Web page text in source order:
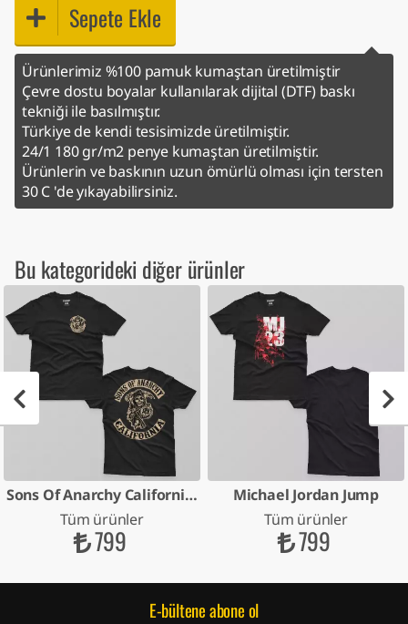
Sepete Ekle
Ürünlerimiz %100 pamuk kumaştan üretilmiştir
Çevre dostu boyalar kullanılarak dijital (DTF) baskı
tekniği ile basılmıştır.
Türkiye de kendi tesisimizde üretilmiştir.
24/1 180 gr/m2 penye kumaştan üretilmiştir.
Ürünlerin ve baskının uzun ömürlü olması için tersten
30 C 'de yıkayabilirsiniz.
Bu kategorideki diğer ürünler
Sons Of Anarchy California Logo
Tüm ürünler
799
Michael Jordan Jump
Tüm ürünler
799
E-bültene abone ol